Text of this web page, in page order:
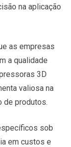
na aplicação
as empresas
a qualidade
3D
valiosa na
de produtos.
sob
em custos e